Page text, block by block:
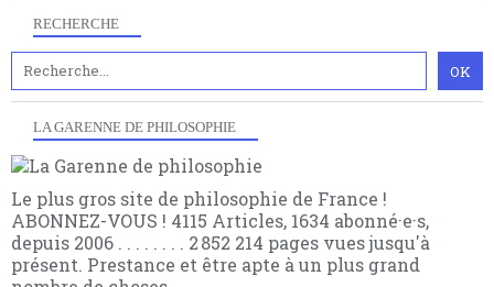
RECHERCHE
LA GARENNE DE PHILOSOPHIE
Le plus gros site de philosophie de France !
ABONNEZ-VOUS ! 4115 Articles, 1634 abonné·e·s,
depuis 2006 . . . . . . . . 2 852 214 pages vues jusqu'à
présent. Prestance et être apte à un plus grand